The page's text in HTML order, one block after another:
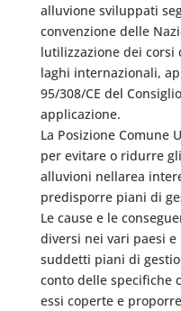
alluvione sviluppati
convenzione delle
lutilizzazione dei
laghi internazionali,
95/308/CE del
applicazione.
La Posizione Comune
per evitare o ridurre
alluvioni nellarea
predisporre piani di
Le cause e le
diversi nei vari paesi
suddetti piani di
conto delle specifiche
essi coperte e